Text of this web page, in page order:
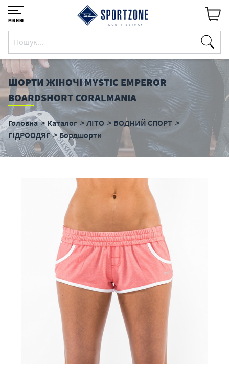
меню
ШОРТИ ЖІНОЧІ MYSTIC EMPEROR
BOARDSHORT CORALMANIA
Головна Каталог ЛІТО
ВОДНИЙ СПОРТ
ГІДРООДЯГ
Бордшорти